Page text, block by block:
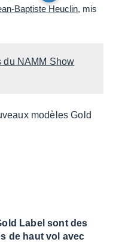
Baptiste Heuclin, mis
du NAMM Show
Label sont des
de haut vol avec